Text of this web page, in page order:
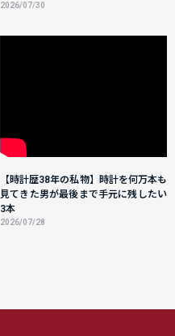
2026/07/30
【時計歴38年の私物】時計を何万本も
見てきた男が最後まで手元に残したい
3本
2026/07/28